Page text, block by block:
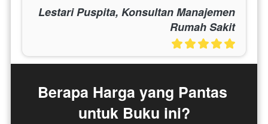
Lestari Puspita, Konsultan Manajemen
Rumah Sakit
Berapa Harga yang Pantas
untuk Buku ini?